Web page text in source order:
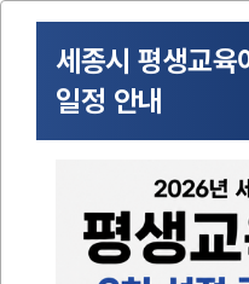
평생교
누구나, 언
위해 국
제공하는